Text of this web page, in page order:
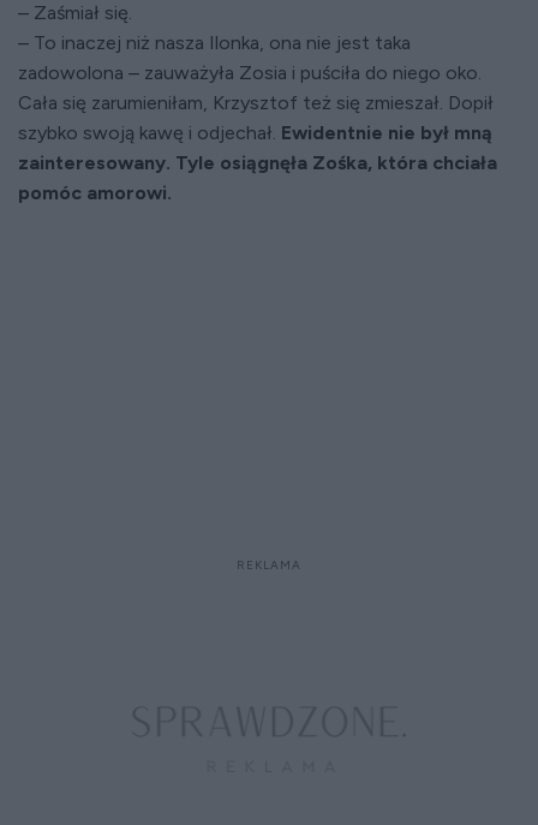
– Zaśmiał się.
– To inaczej niż nasza Ilonka, ona nie jest taka
zadowolona – zauważyła Zosia i puściła do niego oko.
Cała się zarumieniłam, Krzysztof też się zmieszał. Dopił
szybko swoją kawę i odjechał. Ewidentnie nie był mną
zainteresowany. Tyle osiągnęła Zośka, która chciała
pomóc amorowi.